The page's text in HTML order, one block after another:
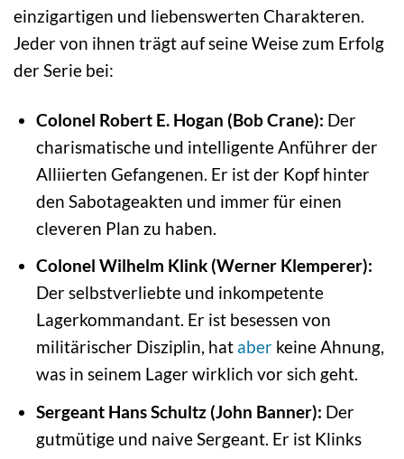
einzigartigen und liebenswerten Charakteren.
Jeder von ihnen trägt auf seine Weise zum Erfolg
der Serie bei:
Colonel Robert E. Hogan (Bob Crane): Der
charismatische und intelligente Anführer der
Alliierten Gefangenen. Er ist der Kopf hinter
den Sabotageakten und immer für einen
cleveren Plan zu haben.
Colonel Wilhelm Klink (Werner Klemperer):
Der selbstverliebte und inkompetente
Lagerkommandant. Er ist besessen von
militärischer Disziplin, hat aberkeine Ahnung,
was in seinem Lager wirklich vor sich geht.
Sergeant Hans Schultz (John Banner): Der
gutmütige und naive Sergeant. Er ist Klinks